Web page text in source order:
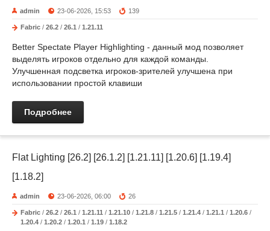
admin 23-06-2026, 15:53 139
Fabric / 26.2 / 26.1 / 1.21.11
Better Spectate Player Highlighting - данный мод позволяет
выделять игроков отдельно для каждой команды.
Улучшенная подсветка игроков-зрителей улучшена при
использовании простой клавиши
Подробнее
Flat Lighting [26.2] [26.1.2] [1.21.11] [1.20.6] [1.19.4]
[1.18.2]
admin 23-06-2026, 06:00 26
Fabric / 26.2 / 26.1 / 1.21.11 / 1.21.10 / 1.21.8 / 1.21.5 / 1.21.4 / 1.21.1 / 1.20.6 /
1.20.4 / 1.20.2 / 1.20.1 / 1.19 / 1.18.2